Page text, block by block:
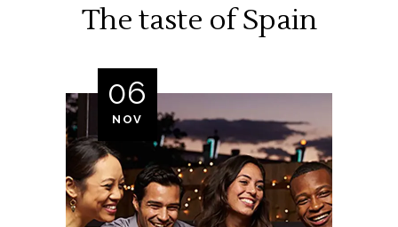
The taste of Spain
06
NOV